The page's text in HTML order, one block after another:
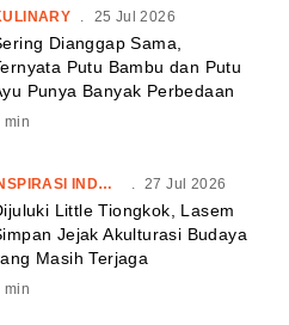
. 25 Jul 2026
Dianggap Sama,
Putu Bambu dan Putu
Punya Banyak Perbedaan
min
INSPIRASI INDONESIA . 27 Jul 2026
Little Tiongkok, Lasem
Jejak Akulturasi Budaya
Masih Terjaga
min